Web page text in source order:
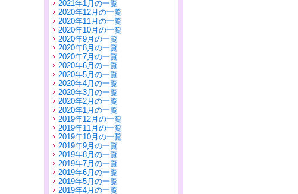
2021年1月の一覧
2020年12月の一覧
2020年11月の一覧
2020年10月の一覧
2020年9月の一覧
2020年8月の一覧
2020年7月の一覧
2020年6月の一覧
2020年5月の一覧
2020年4月の一覧
2020年3月の一覧
2020年2月の一覧
2020年1月の一覧
2019年12月の一覧
2019年11月の一覧
2019年10月の一覧
2019年9月の一覧
2019年8月の一覧
2019年7月の一覧
2019年6月の一覧
2019年5月の一覧
2019年4月の一覧